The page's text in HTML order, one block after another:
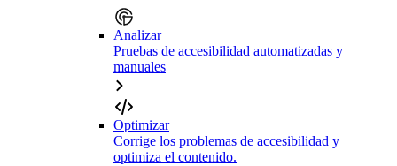
Analizar
Pruebas de accesibilidad automatizadas y
manuales
Optimizar
Corrige los problemas de accesibilidad y
optimiza el contenido.